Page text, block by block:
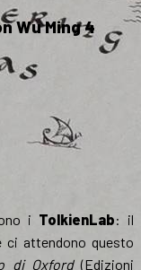
Wu Ming 4
i TolkienLab: il
ci attendono questo
di Oxford(Edizioni